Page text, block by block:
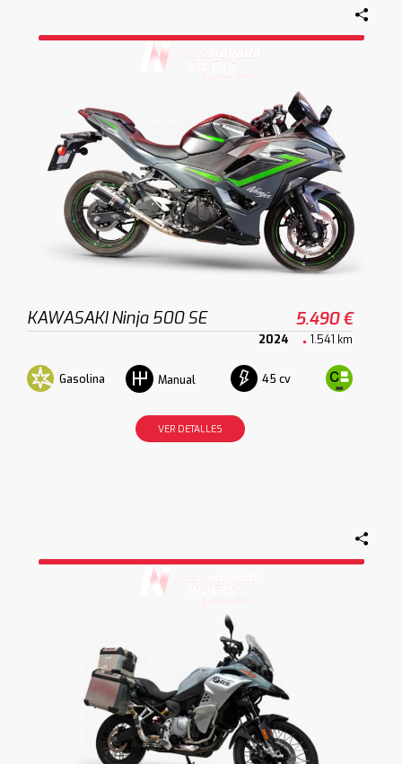
KAWASAKI Ninja 500 SE 5.490 €
2024 1.541 km
Gasolina Manual 45 cv
VER DETALLES